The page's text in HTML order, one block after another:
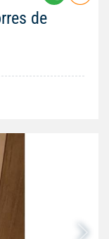
de